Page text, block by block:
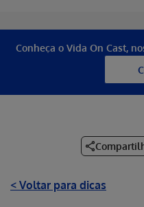
Conheça o Vida On Cast,
< Voltar para dicas